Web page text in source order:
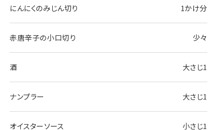
にんにくのみじん切り 1かけ分
赤唐辛子の小口切り 少々
酒 大さじ1
ナンプラー 大さじ1
オイスターソース 小さじ1